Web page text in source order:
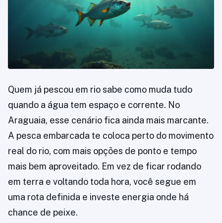
Quem já pescou em rio sabe como muda tudo
quando a água tem espaço e corrente. No
Araguaia, esse cenário fica ainda mais marcante.
A pesca embarcada te coloca perto do movimento
real do rio, com mais opções de ponto e tempo
mais bem aproveitado. Em vez de ficar rodando
em terra e voltando toda hora, você segue em
uma rota definida e investe energia onde há
chance de peixe.